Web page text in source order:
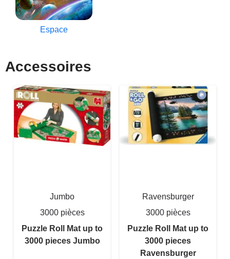
Espace
Accessoires
Jumbo
3000 pièces
Puzzle Roll Mat up to
3000 pieces Jumbo
Ravensburger
3000 pièces
Puzzle Roll Mat up to
3000 pieces
Ravensburger